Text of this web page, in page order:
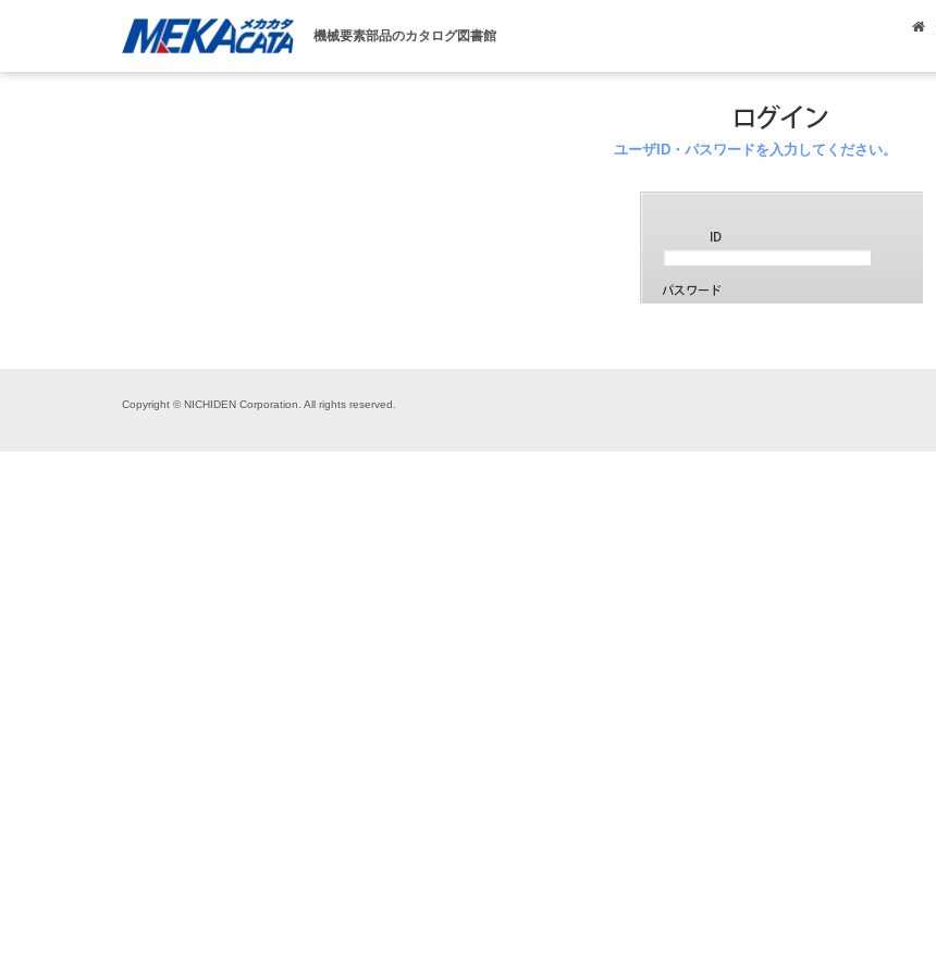
機械要素部品のカタログ図書館
ユーザID・パスワードを入力してください。
Copyright © NICHIDEN Corporation. All rights reserved.